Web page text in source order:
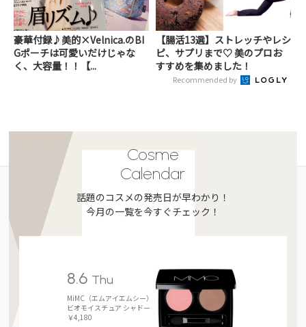
豪華付録♪美的×Velnica.のBI
Gポーチは可愛いだけじゃな
く、大容量！！【...
【腸活13選】ストレッチやレシ
ピ、サプリまで♡ 美のプロお
すすめを集めました！
Recommended by
Cosme
Calendar
話題のコスメの発売日が早わかり！
今月の一覧を今すぐチェック！
8.6 Thu
MiMC（エムアイエムシー）
ビオモイスチュア シャドー
￥4,180